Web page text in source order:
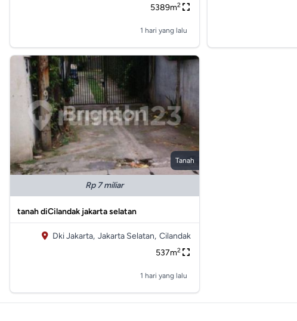
5389m2
1 hari yang lalu
Tanah
Rp 7 miliar
tanah diCilandak jakarta selatan
Dki Jakarta, Jakarta Selatan, Cilandak
537m2
1 hari yang lalu